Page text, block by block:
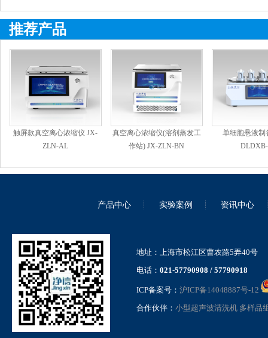
推荐产品
触屏款真空离心浓缩仪 JX-
ZLN-AL
真空离心浓缩仪(溶剂蒸发工
作站) JX-ZLN-BN
单细胞悬液制
产品中心 实验案例 资讯中心
地址：上海市松江区曹农路5弄40号
电话： 021-57790908 / 57790918
ICP备案号： 沪ICP备14048887号-12
合作伙伴： 小型超声波清洗机 多样品